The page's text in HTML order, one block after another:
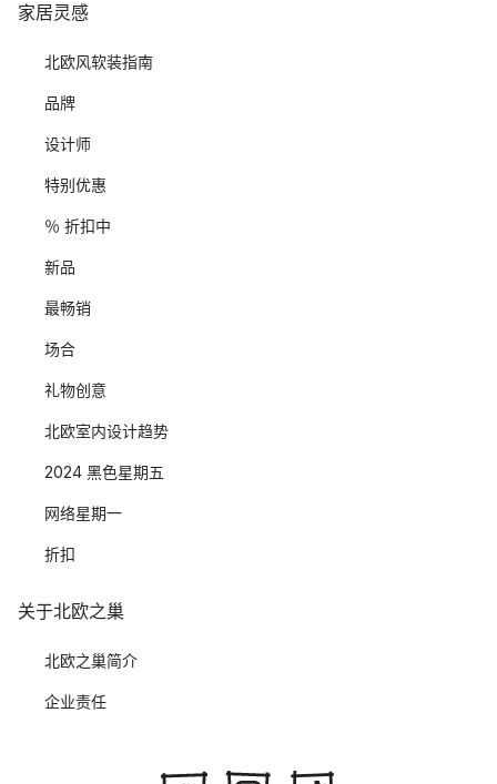
家居灵感
北欧风软装指南
品牌
设计师
特别优惠
％ 折扣中
新品
最畅销
场合
礼物创意
北欧室内设计趋势
2024 黑色星期五
网络星期一
折扣
关于北欧之巢
北欧之巢简介
企业责任